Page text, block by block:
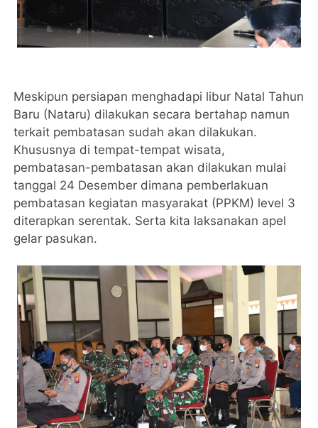
Meskipun persiapan menghadapi libur Natal Tahun
Baru (Nataru) dilakukan secara bertahap namun
terkait pembatasan sudah akan dilakukan.
Khususnya di tempat-tempat wisata,
pembatasan-pembatasan akan dilakukan mulai
tanggal 24 Desember dimana pemberlakuan
pembatasan kegiatan masyarakat (PPKM) level 3
diterapkan serentak. Serta kita laksanakan apel
gelar pasukan.